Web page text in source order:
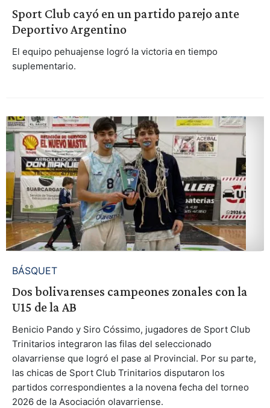
Sport Club cayó en un partido parejo ante
Deportivo Argentino
El equipo pehuajense logró la victoria en tiempo
suplementario.
BÁSQUET
Dos bolivarenses campeones zonales con la
U15 de la AB
Benicio Pando y Siro Cóssimo, jugadores de Sport Club
Trinitarios integraron las filas del seleccionado
olavarriense que logró el pase al Provincial. Por su parte,
las chicas de Sport Club Trinitarios disputaron los
partidos correspondientes a la novena fecha del torneo
2026 de la Asociación olavarriense.